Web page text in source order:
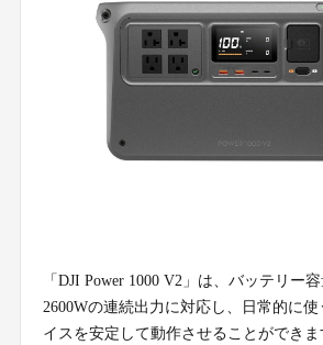
「DJI Power 1000 V2」は、バッテリー
2600Wの連続出力に対応し、日常的に
イスを安定して動作させることができま